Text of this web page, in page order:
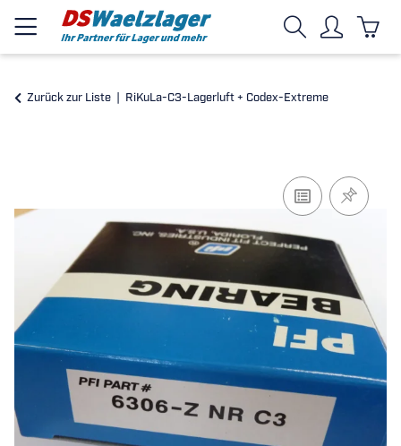
Zurück zur Liste RiKuLa-C3-Lagerluft + Codex-Extreme